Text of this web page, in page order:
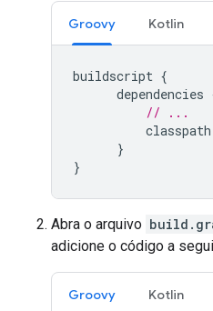
Groovy Kotlin
buildscript {
dependencies
// ...
classpath
}
}
Abra o arquivo
adicione o código a
Groovy Kotlin